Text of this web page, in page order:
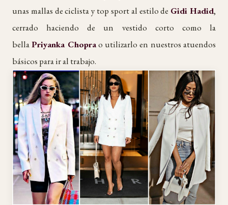
unas mallas de ciclista y top sport al estilo de Gidi Hadid,
cerrado haciendo de un vestido corto como la
bellaPriyanka Choprao utilizarlo en nuestros atuendos
básicos para ir al trabajo.